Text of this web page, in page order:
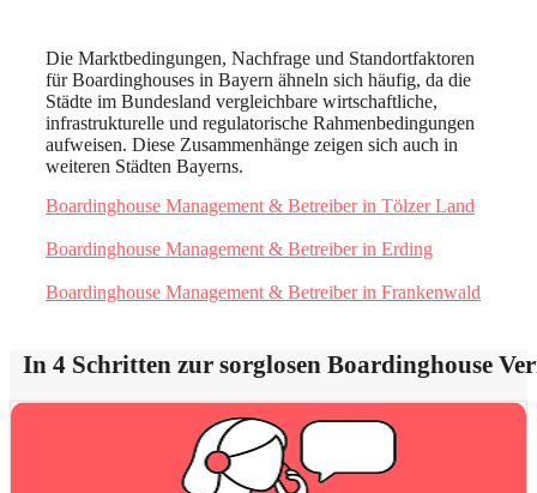
Die Marktbedingungen, Nachfrage und Standortfaktoren
für Boardinghouses in Bayern ähneln sich häufig, da die
Städte im Bundesland vergleichbare wirtschaftliche,
infrastrukturelle und regulatorische Rahmenbedingungen
aufweisen. Diese Zusammenhänge zeigen sich auch in
weiteren Städten Bayerns.
Boardinghouse Management & Betreiber in Tölzer Land
Boardinghouse Management & Betreiber in Erding
Boardinghouse Management & Betreiber in Frankenwald
In 4 Schritten zur sorglosen Boardinghouse